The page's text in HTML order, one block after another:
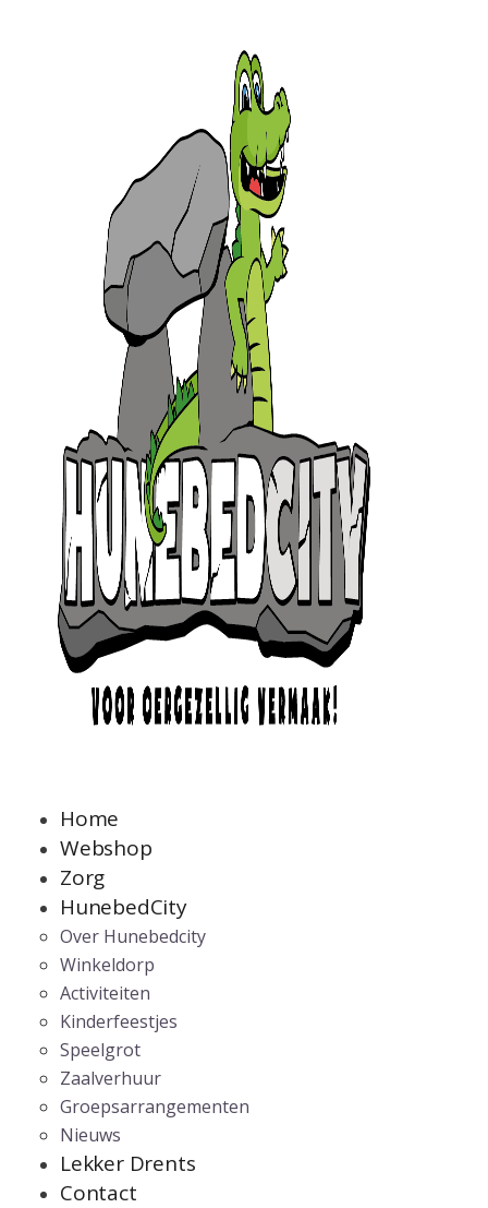
Home
Webshop
Zorg
HunebedCity
Over Hunebedcity
Winkeldorp
Activiteiten
Kinderfeestjes
Speelgrot
Zaalverhuur
Groepsarrangementen
Nieuws
Lekker Drents
Contact